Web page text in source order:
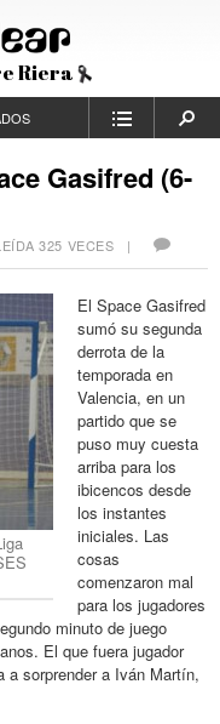
Riera
Gasifred (6-
325 VECES |
El Space Gasifred
sumó su segunda
derrota de la
temporada en
Valencia, en un
partido que se
puso muy cuesta
arriba para los
ibicencos desde
los instantes
iniciales. Las
cosas
comenzaron mal
para los jugadores
minuto de juego
El que fuera jugador
sorprender a Iván Martín,